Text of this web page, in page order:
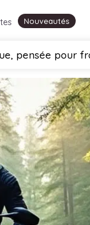
Nouveautés
pensée pour